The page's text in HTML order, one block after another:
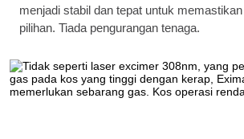
menjadi stabil dan tepat untuk
pilihan. Tiada pengurangan tenaga.